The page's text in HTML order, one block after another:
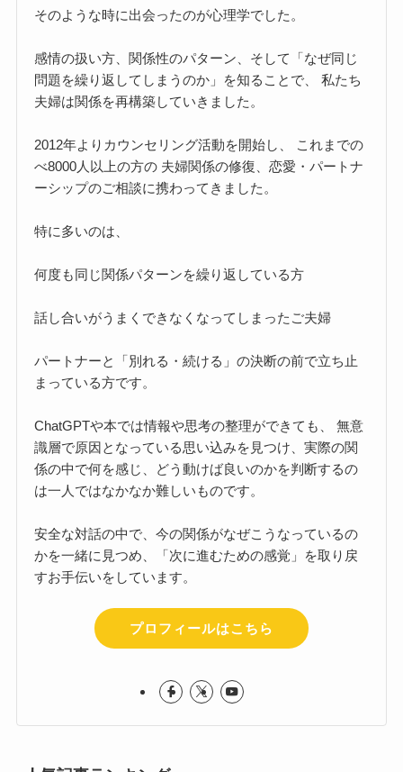
そのような時に出会ったのが心理学でした。
感情の扱い方、関係性のパターン、そして「なぜ同じ
問題を繰り返してしまうのか」を知ることで、 私たち
夫婦は関係を再構築していきました。
2012年よりカウンセリング活動を開始し、 これまでの
べ8000人以上の方の 夫婦関係の修復、恋愛・パートナ
ーシップのご相談に携わってきました。
特に多いのは、
何度も同じ関係パターンを繰り返している方
話し合いがうまくできなくなってしまったご夫婦
パートナーと「別れる・続ける」の決断の前で立ち止
まっている方です。
ChatGPTや本では情報や思考の整理ができても、 無意
識層で原因となっている思い込みを見つけ、実際の関
係の中で何を感じ、どう動けば良いのかを判断するの
は一人ではなかなか難しいものです。
安全な対話の中で、今の関係がなぜこうなっているの
かを一緒に見つめ、「次に進むための感覚」を取り戻
すお手伝いをしています。
プロフィールはこちら